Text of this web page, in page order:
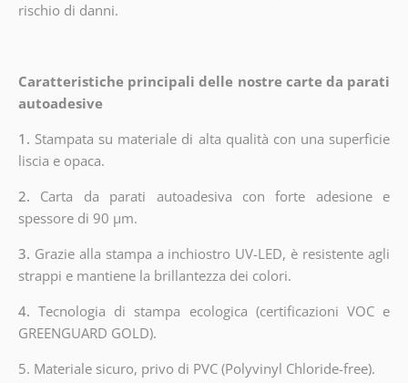
rischio di danni.
Caratteristiche principali delle nostre carte da parati
autoadesive
1. Stampata su materiale di alta qualità con una superficie
liscia e opaca.
2. Carta da parati autoadesiva con forte adesione e
spessore di 90 µm.
3. Grazie alla stampa a inchiostro UV-LED, è resistente agli
strappi e mantiene la brillantezza dei colori.
4.Tecnologia di stampa ecologica (certificazioni VOC e
GREENGUARD GOLD).
5. Materiale sicuro, privo di PVC (Polyvinyl Chloride-free).